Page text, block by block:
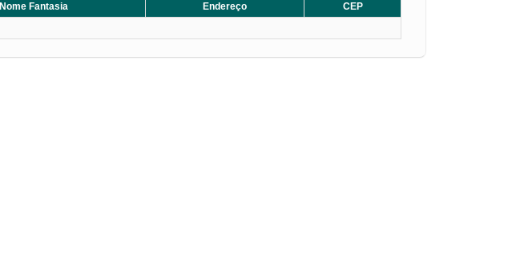
Nome Fantasia Endereço
CEP